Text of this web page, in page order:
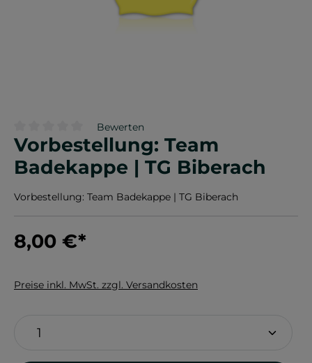
Durchschnittliche Bewertung von 0 von 5 Sternen
Bewerten
Vorbestellung: Team
Badekappe | TG Biberach
Vorbestellung: Team Badekappe | TG Biberach
8,00 €*
Preise inkl. MwSt. zzgl. Versandkosten